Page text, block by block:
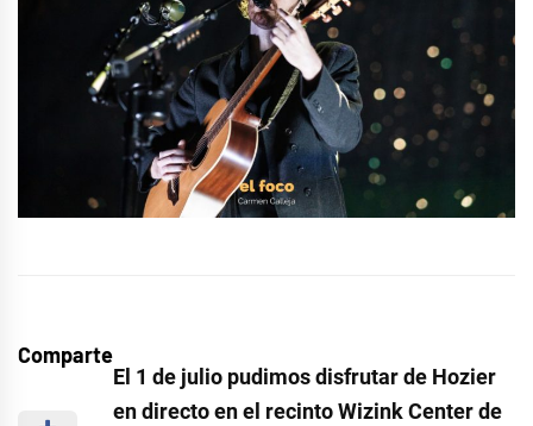
Comparte
El 1 de julio pudimos disfrutar de Hozier
en directo en el recinto Wizink Center de